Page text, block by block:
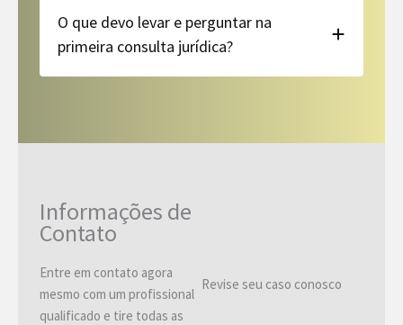
O que devo levar e perguntar na
primeira consulta jurídica?
Informações de
Contato
Entre em contato agora
mesmo com um profissional
qualificado e tire todas as
Revise seu caso conosco